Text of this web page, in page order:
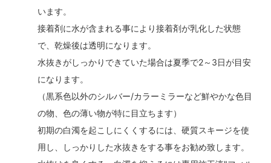
います。
接着剤に水が含まれる事により接着剤が乳化した状態
で、乾燥後は透明になります。
水抜きがしっかりできていた場合は夏季で2～3日が目安
になります。
（黒系色以外のシルバー/カラーミラーなど鮮やかな色目
の物、色の薄い物が特に目立ちます）
初期の白濁を起こしにくくするには、硬質スキージを使
用し、しっかりした水抜きをする事をお勧め致します。